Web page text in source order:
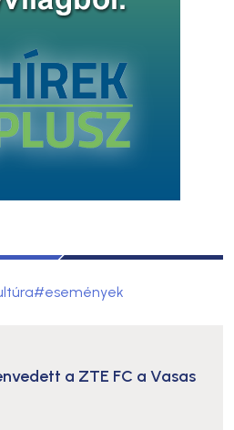
#események
a ZTE FC a Vasas